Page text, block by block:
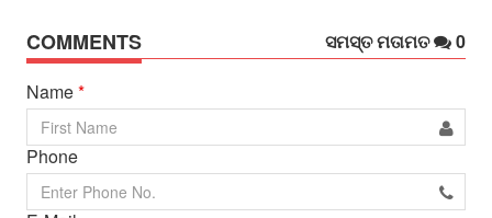
COMMENTS ସମସ୍ତ ମତାମତ
0
Name*
Phone